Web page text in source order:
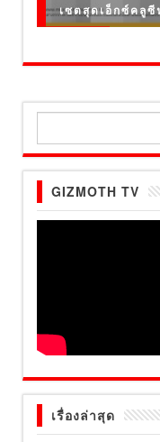
เซตสุดเอ็กซ์คลู
GIZMOTH TV
เรื่องล่าสุด